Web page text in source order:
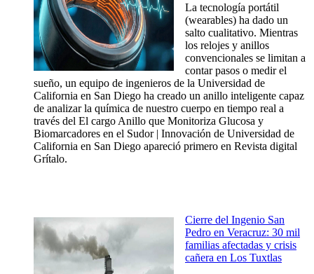
La tecnología portátil
(wearables) ha dado un
salto cualitativo. Mientras
los relojes y anillos
convencionales se limitan a
contar pasos o medir el
sueño, un equipo de ingenieros de la Universidad de
California en San Diego ha creado un anillo inteligente capaz
de analizar la química de nuestro cuerpo en tiempo real a
través del El cargo Anillo que Monitoriza Glucosa y
Biomarcadores en el Sudor | Innovación de Universidad de
California en San Diego apareció primero en Revista digital
Grítalo.
Cierre del Ingenio San
Pedro en Veracruz: 30 mil
familias afectadas y crisis
cañera en Los Tuxtlas